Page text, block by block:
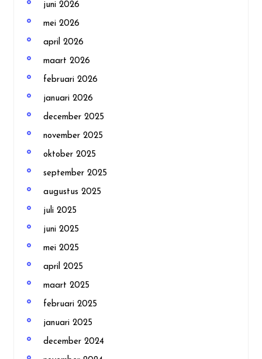
juni 2026
mei 2026
april 2026
maart 2026
februari 2026
januari 2026
december 2025
november 2025
oktober 2025
september 2025
augustus 2025
juli 2025
juni 2025
mei 2025
april 2025
maart 2025
februari 2025
januari 2025
december 2024